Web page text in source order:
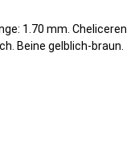
1.70 mm. Cheliceren
Beine gelblich-braun.